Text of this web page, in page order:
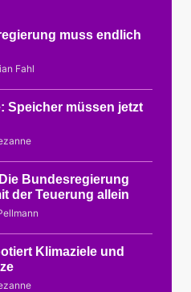
muss endlich
Fahl
Speicher müssen jetzt
Bundesregierung
der Teuerung allein
Klimaziele und